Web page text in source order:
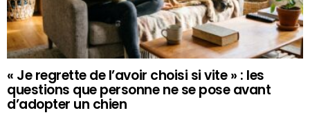
« Je regrette de l’avoir choisi si vite » : les
questions que personne ne se pose avant
d’adopter un chien